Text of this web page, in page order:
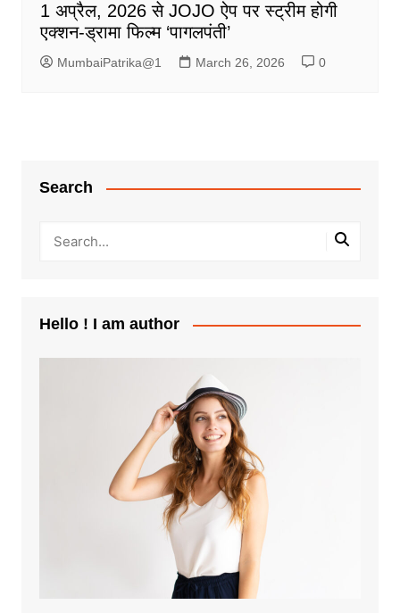
1 अप्रैल, 2026 से JOJO ऐप पर स्ट्रीम होगी
एक्शन-ड्रामा फिल्म ‘पागलपंती’
MumbaiPatrika@1 March 26, 2026 0
Search
Hello ! I am author